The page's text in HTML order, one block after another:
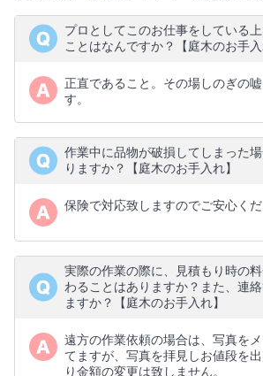
プロとしてこのお仕事をしている
ことはなんですか？【庭木のお手入
正直であること。その場しのぎの
す。
作業中に品物が破損してしまった
りますか？【庭木のお手入れ】
保険で対応致しますのでご安心くだ
実際の作業の際に、見積もり時の
わることはありますか？また、連
ますか？【庭木のお手入れ】
遠方の作業依頼の場合は、写真を
てますが、写真を拝見しお値段を
り金額の変更は致しません。